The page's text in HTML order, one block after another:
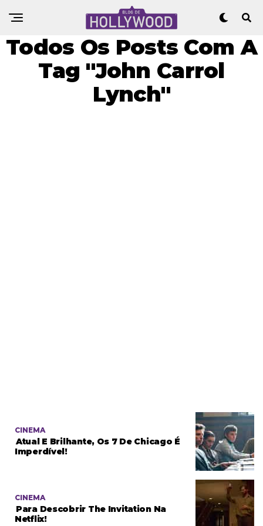
Todos Os Posts Com A
Tag "John Carrol
Lynch"
CINEMA
Atual E Brilhante, Os 7 De Chicago É
Imperdível!
CINEMA
Para Descobrir The Invitation Na
Netflix!